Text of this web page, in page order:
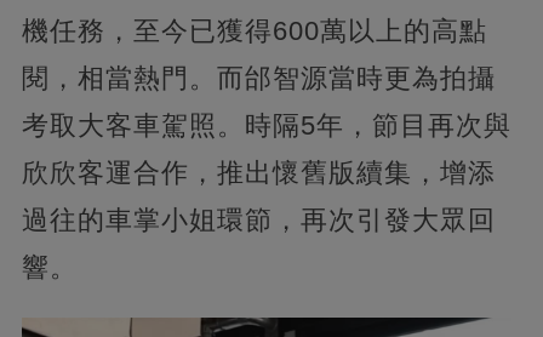
機任務，至今已獲得600萬以上的高點
閱，相當熱門。而邰智源當時更為拍攝
考取大客車駕照。時隔5年，節目再次與
欣欣客運合作，推出懷舊版續集，增添
過往的車掌小姐環節，再次引發大眾回
響。